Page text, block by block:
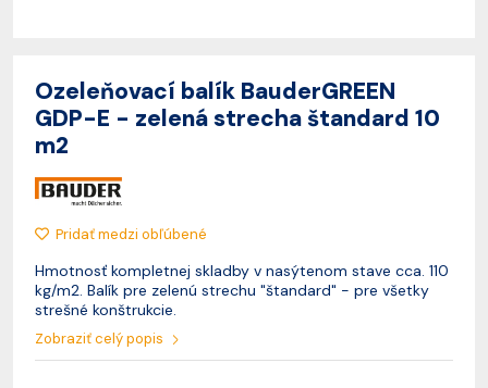
Ozeleňovací balík BauderGREEN
GDP-E - zelená strecha štandard 10
m2
Pridať medzi obľúbené
Hmotnosť kompletnej skladby v nasýtenom stave cca. 110
kg/m2. Balík pre zelenú strechu "štandard" - pre všetky
strešné konštrukcie.
Zobraziť celý popis